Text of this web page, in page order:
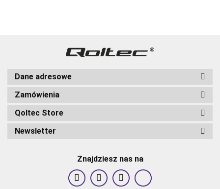
Dane adresowe
Zamówienia
Qoltec Store
Newsletter
Znajdziesz nas na